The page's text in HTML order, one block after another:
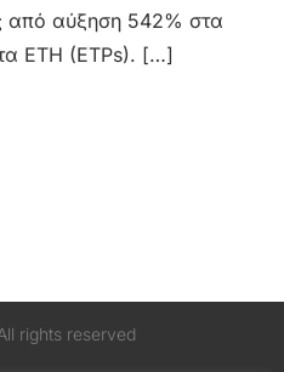
από αύξηση 542% στα
ETH (ETPs). […]
rights reserved